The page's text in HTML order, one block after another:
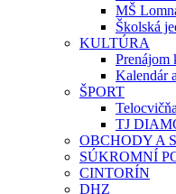
MŠ
Školská
KULTÚRA
Prenájom
Kalendár
ŠPORT
Telocvičňa
TJ
OBCHODY A
SÚKROMNÍ
CINTORÍN
DHZ